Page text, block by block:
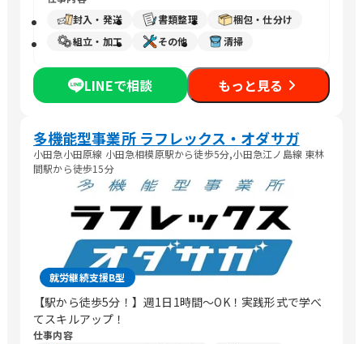
封入・発送
書類整理
梱包・仕分け
組立・加工
その他 清掃
LINEで相談 もっと見る
多機能型事業所 ラフレックス・オダサガ
小田急小田原線 小田急相模原駅から徒歩5分,小田急江ノ島線 東林
間駅から徒歩15分
就労継続支援B型
【駅から徒歩5分！】週1日1時間～OK！実践形式で学べ
てスキルアップ！
仕事内容